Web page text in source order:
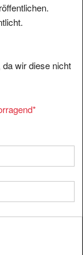
wir diese nicht
*